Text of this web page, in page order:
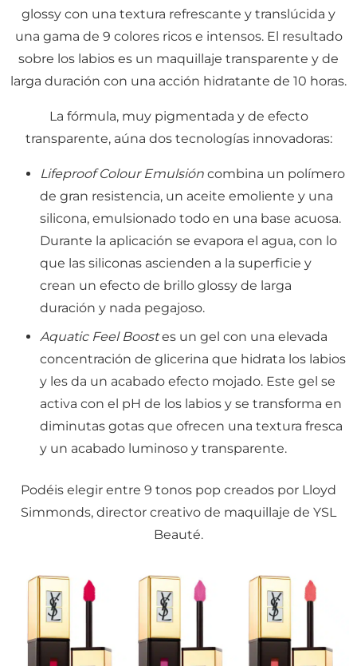
glossy con una textura refrescante y translúcida y
una gama de 9 colores ricos e intensos. El resultado
sobre los labios es un maquillaje transparente y de
larga duración con una acción hidratante de 10 horas.
La fórmula, muy pigmentada y de efecto
transparente, aúna dos tecnologías innovadoras:
Lifeproof Colour Emulsión combina un polímero
de gran resistencia, un aceite emoliente y una
silicona, emulsionado todo en una base acuosa.
Durante la aplicación se evapora el agua, con lo
que las siliconas ascienden a la superficie y
crean un efecto de brillo glossy de larga
duración y nada pegajoso.
Aquatic Feel Boostes un gel con una elevada
concentración de glicerina que hidrata los labios
y les da un acabado efecto mojado. Este gel se
activa con el pH de los labios y se transforma en
diminutas gotas que ofrecen una textura fresca
y un acabado luminoso y transparente.
Podéis elegir entre 9 tonos pop creados por Lloyd
Simmonds, director creativo de maquillaje de YSL
Beauté.